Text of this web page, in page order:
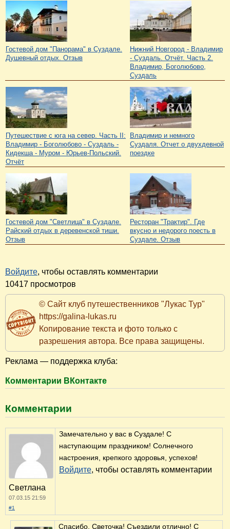
Гостевой дом "Панорама" в Суздале.
Душевный отдых. Отзыв
Нижний Новгород - Владимир
- Суздаль. Отчёт. Часть 2.
Владимир, Боголюбово,
Суздаль
Путешествие с юга на север. Часть II:
Владимир - Боголюбово - Суздаль -
Кидекша - Муром - Юрьев-Польский.
Отчёт
Владимир и немного
Суздаля. Отчет о двухдевной
поездке
Гостевой дом "Светлица" в Суздале.
Райский отдых в деревенской тиши.
Отзыв
Ресторан "Трактир". Где
вкусно и недорого поесть в
Суздале. Отзыв
Войдите, чтобы оставлять комментарии
10417 просмотров
© Сайт клуб путешественников "Лукас Тур"
https://galina-lukas.ru
Копирование текста и фото только с
разрешения автора. Все права защищены.
Реклама — поддержка клуба:
Комментарии ВКонтакте
Комментарии
Светлана
07.03.15 21:59
#1
Замечательно у вас в Суздале! С
наступающим праздником! Солнечного
настроения, крепкого здоровья, успехов!
Войдите, чтобы оставлять комментарии
Спасибо, Светочка! Съездили отлично! С